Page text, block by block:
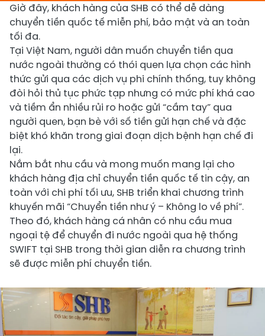
Giờ đây, khách hàng của SHB có thể dễ dàng
chuyển tiền quốc tế miễn phí, bảo mật và an toàn
tối đa.
Tại Việt Nam, người dân muốn chuyển tiền qua
nước ngoài thường có thói quen lựa chọn các hình
thức gửi qua các dịch vụ phi chính thống, tuy không
đòi hỏi thủ tục phức tạp nhưng có mức phí khá cao
và tiềm ẩn nhiều rủi ro hoặc gửi “cầm tay” qua
người quen, bạn bè với số tiền gửi hạn chế và đặc
biệt khó khăn trong giai đoạn dịch bệnh hạn chế đi
lại.
Nắm bắt nhu cầu và mong muốn mang lại cho
khách hàng địa chỉ chuyển tiền quốc tế tin cậy, an
toàn với chi phí tối ưu, SHB triển khai chương trình
khuyến mãi “Chuyển tiền như ý – Không lo về phí”.
Theo đó, khách hàng cá nhân có nhu cầu mua
ngoại tệ để chuyển đi nước ngoài qua hệ thống
SWIFT tại SHB trong thời gian diễn ra chương trình
sẽ được miễn phí chuyển tiền.